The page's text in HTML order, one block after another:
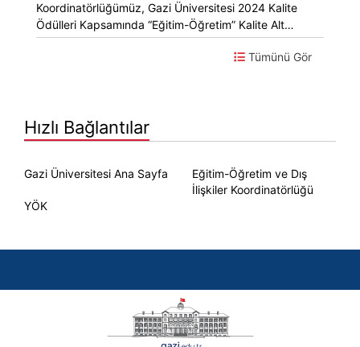
Koordinatörlüğümüz, Gazi Üniversitesi 2024 Kalite
Ödülleri Kapsamında “Eğitim-Öğretim” Kalite Alt
Ölçütünde İdari Birimler Kategorisinde Ödüle Layık
Tümünü Gör
Hızlı Bağlantılar
Gazi Üniversitesi Ana Sayfa
Eğitim-Öğretim ve Dış
İlişkiler Koordinatörlüğü
YÖK